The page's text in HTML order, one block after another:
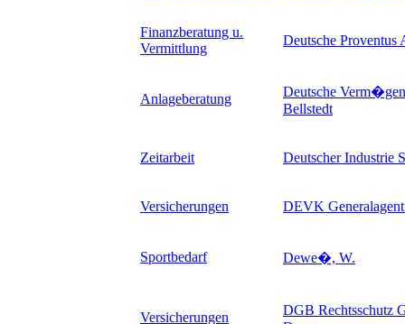
Finanzberatung u.
Vermittlung
Deutsche Proventus
Anlageberatung
Deutsche
Bellstedt
Zeitarbeit Deutscher Industrie
Versicherungen DEVK
Sportbedarf Dewe�, W.
Versicherungen
DGB Rechtsschutz